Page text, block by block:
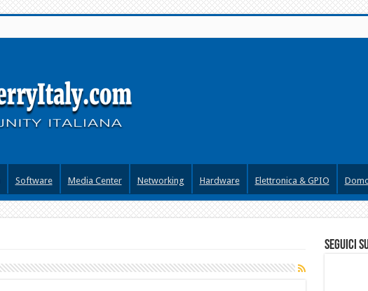
Software Media Center Networking Hardware Elettronica & GPIO
seguici